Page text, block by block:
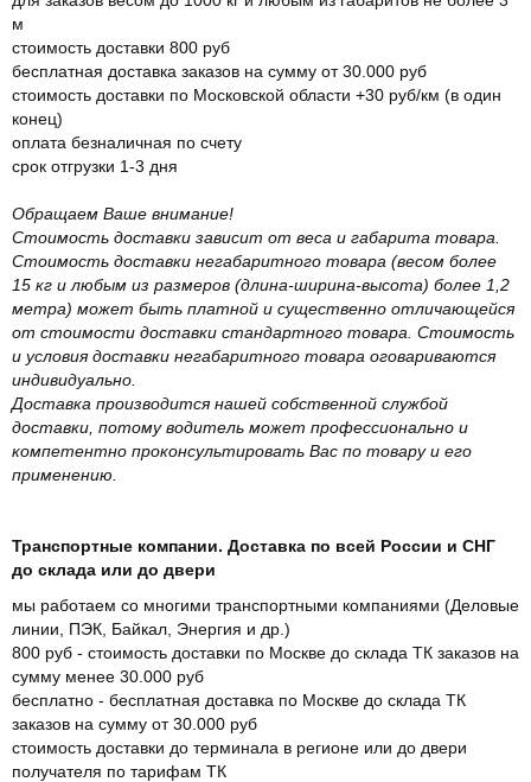
м
стоимость доставки 800 руб
бесплатная доставка заказов на сумму от 30.000 руб
стоимость доставки по Московской области +30 руб/км (в один
конец)
оплата безналичная по счету
срок отгрузки 1-3 дня
Обращаем Ваше внимание!
Стоимость доставки зависит от веса и габарита товара.
Стоимость доставки негабаритного товара (весом более
15 кг и любым из размеров (длина-ширина-высота) более 1,2
метра) может быть платной и существенно отличающейся
от стоимости доставки стандартного товара. Стоимость
и условия доставки негабаритного товара оговариваются
индивидуально.
Доставка производится нашей собственной службой
доставки, потому водитель может профессионально и
компетентно проконсультировать Вас по товару и его
применению.
Транспортные компании. Доставка по всей России и СНГ
до склада или до двери
мы работаем со многими транспортными компаниями (Деловые
линии, ПЭК, Байкал, Энергия и др.)
800 руб - стоимость доставки по Москве до склада ТК заказов на
сумму менее 30.000 руб
бесплатно - бесплатная доставка по Москве до склада ТК
заказов на сумму от 30.000 руб
стоимость доставки до терминала в регионе или до двери
получателя по тарифам ТК